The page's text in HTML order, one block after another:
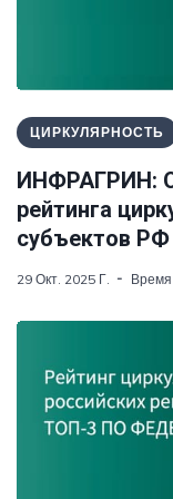
ЦИРКУЛЯРНОСТЬ
ИНФРАГРИН:
рейтинга
субъектов
29 Окт. 2025 Г. Время